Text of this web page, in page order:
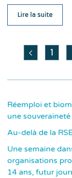
Lire la suite
1
Réemploi et
une
Au-delà de la
Une semaine
organisations
14 ans, futur